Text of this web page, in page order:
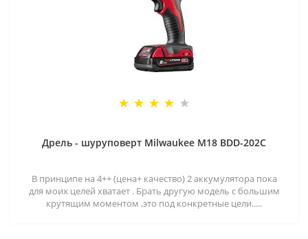
Дрель - шуруповерт Milwaukee M18 BDD-202C
В принципе на 4++ (цена+ качество) 2 аккумулятора пока
для моих целей хватает . Брать другую модель с большим
крутящим моментом ,это под конкретные цели.....